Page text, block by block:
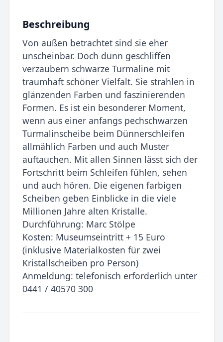
Beschreibung
Von außen betrachtet sind sie eher
unscheinbar. Doch dünn geschliffen
verzaubern schwarze Turmaline mit
traumhaft schöner Vielfalt. Sie strahlen in
glänzenden Farben und faszinierenden
Formen. Es ist ein besonderer Moment,
wenn aus einer anfangs pechschwarzen
Turmalinscheibe beim Dünnerschleifen
allmählich Farben und auch Muster
auftauchen. Mit allen Sinnen lässt sich der
Fortschritt beim Schleifen fühlen, sehen
und auch hören. Die eigenen farbigen
Scheiben geben Einblicke in die viele
Millionen Jahre alten Kristalle.
Durchführung: Marc Stölpe
Kosten: Museumseintritt + 15 Euro
(inklusive Materialkosten für zwei
Kristallscheiben pro Person)
Anmeldung: telefonisch erforderlich unter
0441 / 40570 300